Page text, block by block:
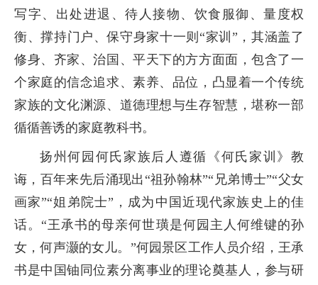
写字、出处进退、待人接物、饮食服御、量度权
衡、撑持门户、保守身家十一则“家训”，其涵盖了
修身、齐家、治国、平天下的方方面面，包含了一
个家庭的信念追求、素养、品位，凸显着一个传统
家族的文化渊源、道德理想与生存智慧，堪称一部
循循善诱的家庭教科书。
扬州何园何氏家族后人遵循《何氏家训》教
诲，百年来先后涌现出“祖孙翰林”“兄弟博士”“父女
画家”“姐弟院士”，成为中国近现代家族史上的佳
话。“王承书的母亲何世璜是何园主人何维键的孙
女，何声灏的女儿。”何园景区工作人员介绍，王承
书是中国铀同位素分离事业的理论奠基人，参与研